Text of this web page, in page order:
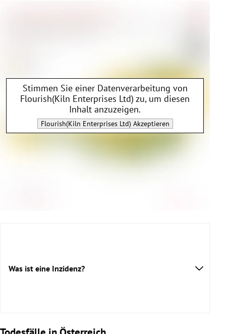
Stimmen Sie einer Datenverarbeitung von
Flourish(Kiln Enterprises Ltd) zu, um diesen
Inhalt anzuzeigen.
Flourish(Kiln Enterprises Ltd) Akzeptieren
Was ist eine Inzidenz?